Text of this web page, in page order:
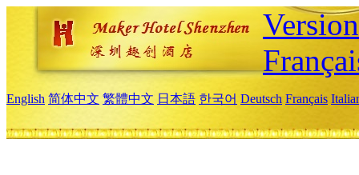
English 简体中文 繁體中文 日本語 한국어 Deutsch Français